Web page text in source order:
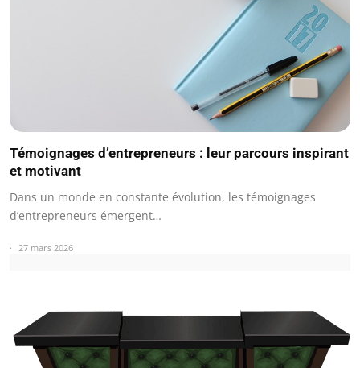
Témoignages d’entrepreneurs : leur parcours inspirant
et motivant
Dans un monde en constante évolution, les témoignages
d’entrepreneurs émergent…
27 mars 2026